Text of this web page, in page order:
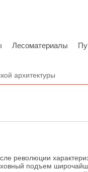
Лесоматериалы
архитектуры
революции
подъем